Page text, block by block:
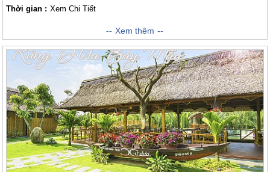
Thời gian : Xem Chi Tiết
Công ty Vietsense Travel chúng tôi tổ chức với kinh nghiệm nhiều năm
trong lĩnh vực tổ chức các chương trình khám phá mọi miền đất ở Tổ
Quốc cũng như tại nước ngoài. Và hành trình khám phá thành phố xinh
đẹp Đà Nẵng là một trong số những điểm dừng chân vô cùng tuyệt vời
đó. Hành trình khám phá Đà Nẵng hứa hẹn sẽ mang đến cho Lữ khách
rất nhiều những trải nghiệm mới mẻ và thú vị, sẽ mang đến cho khách
thăm quan những trải nghiệm không thể nào quên. Hãy cùng với
Vietsense Travel chúng tôi trải nghiệm chương trình khám phá Đà Nẵng -
"thành phố trong mơ" nhé!
Xem thêm